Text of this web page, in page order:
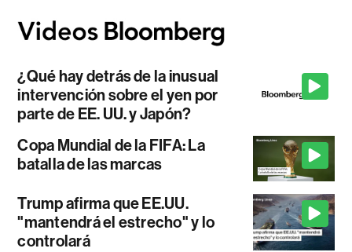
¿Qué hay detrás de la inusual
intervención sobre el yen por
parte de EE. UU. y Japón?
Copa Mundial de la FIFA: La
batalla de las marcas
Trump afirma que EE.UU.
"mantendrá el estrecho" y lo
controlará